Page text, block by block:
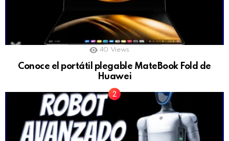
40 Views
Conoce el portátil plegable MateBook Fold de
Huawei